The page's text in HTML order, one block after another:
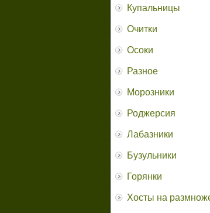
Купальницы
Очитки
Осоки
Разное
Морозники
Роджерсия
Лабазники
Бузульники
Горянки
Хосты на